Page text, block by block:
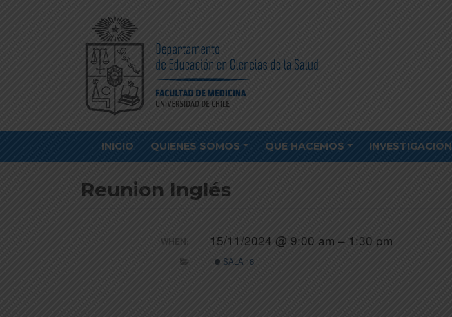
INICIO QUIENES SOMOS QUE HACEMOS INVESTIGACIÓN
Reunion Inglés
WHEN: 15/11/2024 @ 9:00 am – 1:30 pm
SALA 18